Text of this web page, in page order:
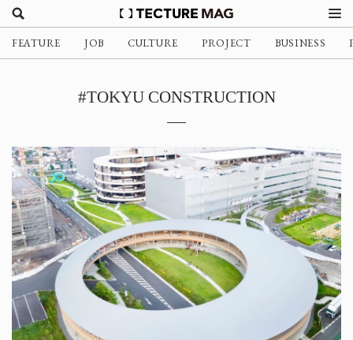
FEATURE JOB CULTURE PROJECT BUSINESS
#TOKYU CONSTRUCTION